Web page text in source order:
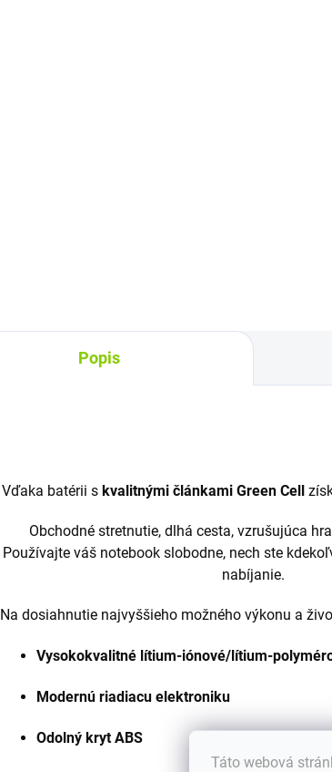
Táto webová
Popis
Vďaka batérii skvalitnými článkami Green Cell
Obchodné stretnutie, dlhá cesta, vzrušujúca
Používajte váš notebook slobodne, nech ste
nabíjanie.
Na dosiahnutie najvyššieho možného výkonu a
Vysokokvalitné lítium-iónové/lítium-
Modernú riadiacu elektroniku
Odolný kryt ABS